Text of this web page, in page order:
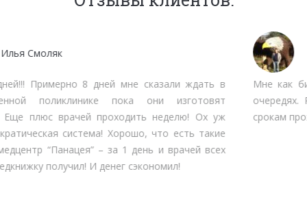
Мне как бизнесмену нет времени тратить на стояние в
очередях. Работают быстро, качественно, вменяемо по
срокам прохождения. Рекомендую.